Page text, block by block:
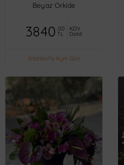
Beyaz Orkide
3840 ,00
TL
KDV
Dahil
İstanbul'a Aynı Gün